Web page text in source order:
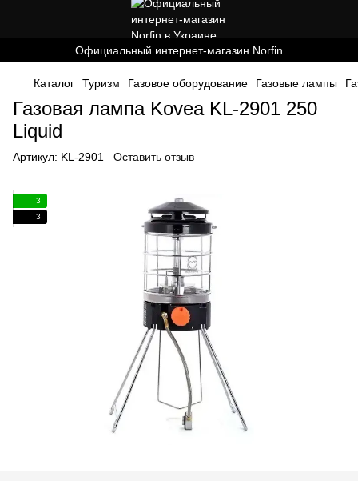
Официальный интернет-магазин Norfin
Каталог Туризм Газовое оборудование Газовые лампы
Газовая лампа Kovea KL-2901 250
Liquid
Артикул: KL-2901 Оставить отзыв
3
3